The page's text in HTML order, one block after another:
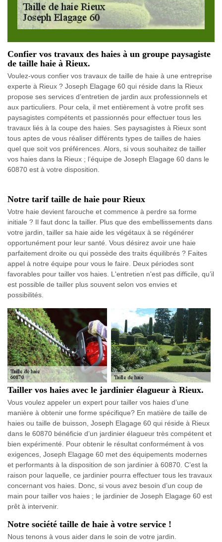
Confier vos travaux des haies à un groupe paysagiste
de taille haie à Rieux.
Voulez-vous confier vos travaux de taille de haie à une entreprise
experte à Rieux ? Joseph Elagage 60 qui réside dans la Rieux
propose ses services d’entretien de jardin aux professionnels et
aux particuliers. Pour cela, il met entièrement à votre profit ses
paysagistes compétents et passionnés pour effectuer tous les
travaux liés à la coupe des haies. Ses paysagistes à Rieux sont
tous aptes de vous réaliser différents types de tailles de haies
quel que soit vos préférences. Alors, si vous souhaitez de tailler
vos haies dans la Rieux ; l’équipe de Joseph Elagage 60 dans le
60870 est à votre disposition.
Notre tarif taille de haie pour Rieux
Votre haie devient farouche et commence à perdre sa forme
initiale ? Il faut donc la tailler. Plus que des embellissements dans
votre jardin, tailler sa haie aide les végétaux à se régénérer
opportunément pour leur santé. Vous désirez avoir une haie
parfaitement droite ou qui possède des traits équilibrés ? Faites
appel à notre équipe pour vous le faire. Deux périodes sont
favorables pour tailler vos haies. L'entretien n'est pas difficile, qu’il
est possible de tailler plus souvent selon vos envies et
possibilités.
Tailler vos haies avec le jardinier élagueur à Rieux.
Vous voulez appeler un expert pour tailler vos haies d’une
manière à obtenir une forme spécifique? En matière de taille de
haies ou taille de buisson, Joseph Elagage 60 qui réside à Rieux
dans le 60870 bénéficie d’un jardinier élagueur très compétent et
bien expérimenté. Pour obtenir le résultat conformément à vos
exigences, Joseph Elagage 60 met des équipements modernes
et performants à la disposition de son jardinier à 60870. C’est la
raison pour laquelle, ce jardinier pourra effectuer tous les travaux
concernant vos haies. Donc, si vous avez besoin d’un coup de
main pour tailler vos haies ; le jardinier de Joseph Elagage 60 est
prêt à intervenir.
Notre société taille de haie à votre service !
Nous tenons à vous aider dans le soin de votre jardin.